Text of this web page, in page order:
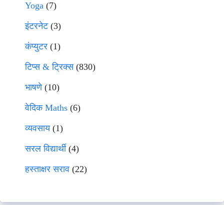
Yoga (7)
इंटरनेट(3)
कंप्युटर (1)
टिप्स & ट्रिक्स(830)
भाषणे(10)
वेदिक Maths (6)
व्यवसाय(1)
सरल विद्यार्थी(4)
हस्ताक्षर सराव (22)